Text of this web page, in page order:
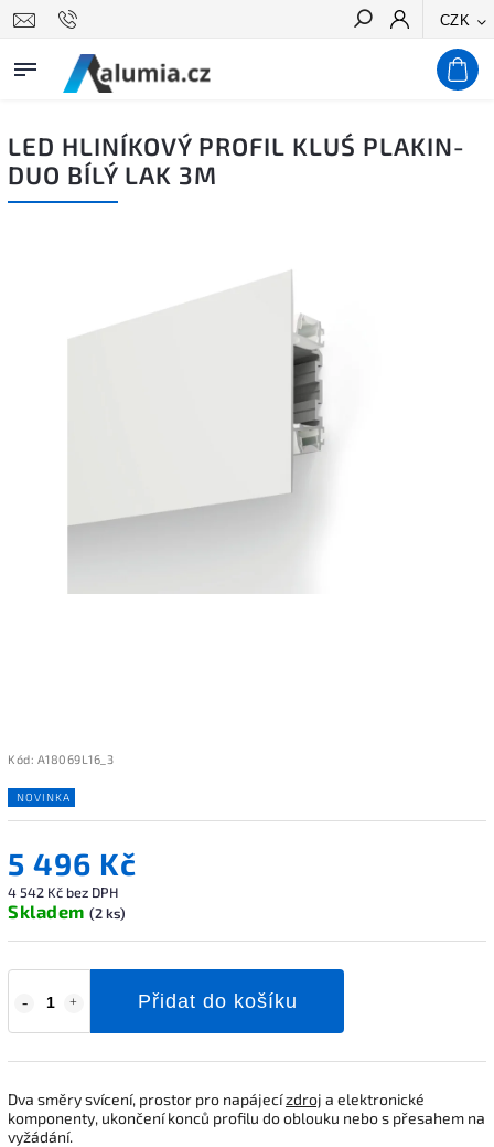
CZK
Hledat
LED HLINÍKOVÝ PROFIL KLUŚ PLAKIN-
DUO BÍLÝ LAK 3M
Kód: A18069L16_3
NOVINKA
5 496 Kč
4 542 Kč bez DPH
Skladem (2 ks)
Přidat do košíku
Dva směry svícení, prostor pro napájecízdroj a elektronické
komponenty, ukončení konců profilu do oblouku nebo s přesahem na
vyžádání.